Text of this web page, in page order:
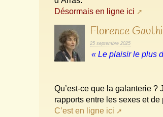
Désormais en ligne ici
Florence
25 septembre 2025
« Le plaisir le plus
Qu’est-ce que la galanterie
rapports entre les sexes et
C’est en ligne ici